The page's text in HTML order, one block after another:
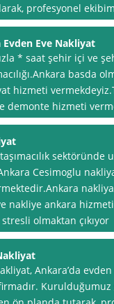
profesyonel
Eve Nakliyat
* saat şehir içi ve
basda
hizmeti
demonte hizmeti
sektöründe
Cesimoglu
nakliye ankara
olmaktan çıkıyor
Ankara’da